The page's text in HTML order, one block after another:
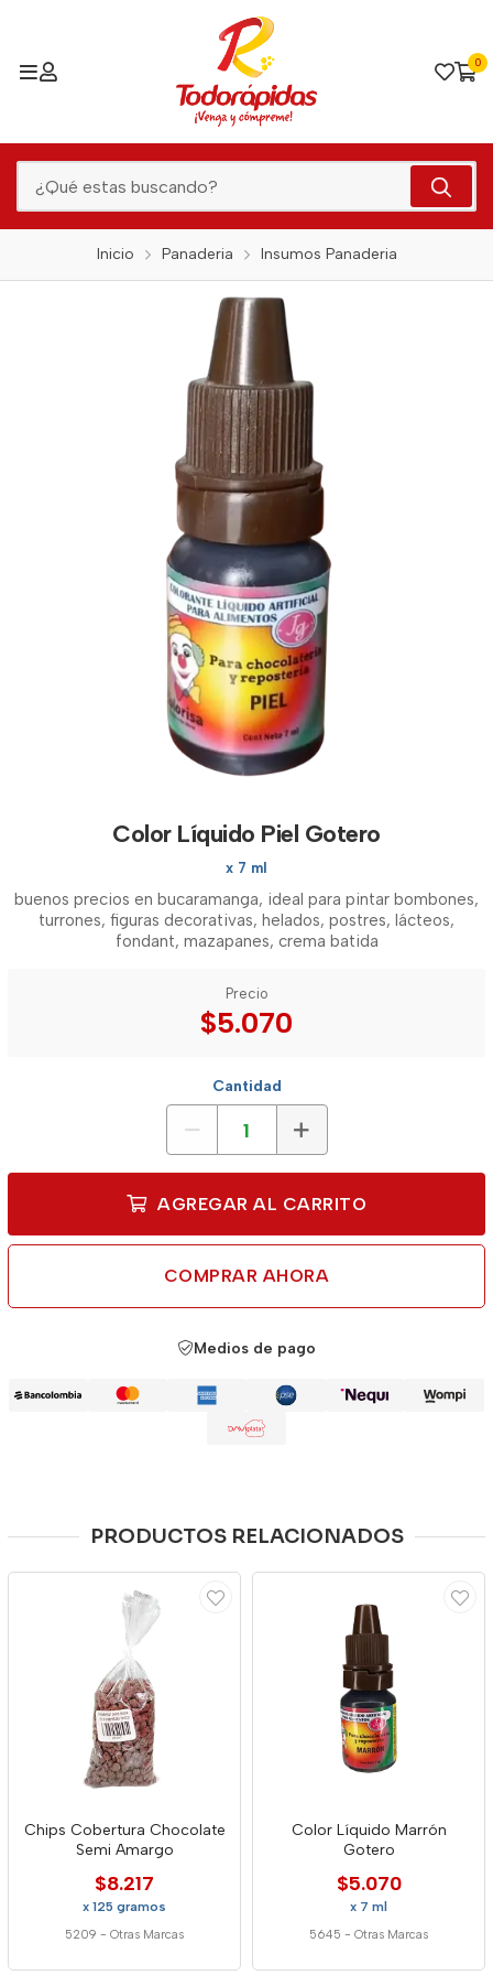
0
Inicio Panaderia Insumos Panaderia
Color Líquido Piel Gotero
x 7 ml
buenos precios en bucaramanga, ideal para pintar bombones,
turrones, figuras decorativas, helados, postres, lácteos,
fondant, mazapanes, crema batida
Precio
$5.070
Cantidad
AGREGAR AL CARRITO
COMPRAR AHORA
Medios de pago
PRODUCTOS RELACIONADOS
Chips Cobertura Chocolate
Semi Amargo
$8.217
x 125 gramos
5209 - Otras Marcas
Color Líquido Marrón
Gotero
$5.070
x 7 ml
5645 - Otras Marcas